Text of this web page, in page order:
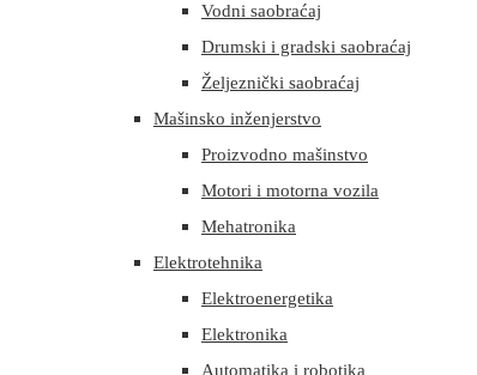
Vodni saobraćaj
Drumski i gradski saobraćaj
Željeznički saobraćaj
Mašinsko inženjerstvo
Proizvodno mašinstvo
Motori i motorna vozila
Mehatronika
Elektrotehnika
Elektroenergetika
Elektronika
Automatika i robotika